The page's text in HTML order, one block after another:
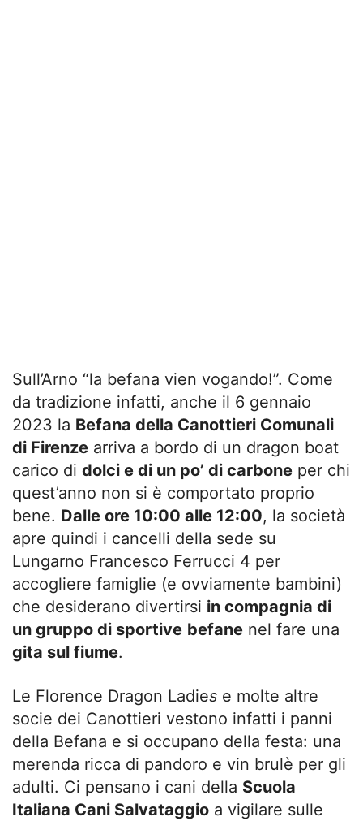
Sull’Arno “la befana vien vogando!”. Come
da tradizione infatti, anche il 6 gennaio
2023 la Befana della Canottieri Comunali
di Firenze arriva a bordo di un dragon boat
carico di dolci e di un po’ di carbone per chi
quest’anno non si è comportato proprio
bene. Dalle ore 10:00 alle 12:00, la società
apre quindi i cancelli della sede su
Lungarno Francesco Ferrucci 4 per
accogliere famiglie (e ovviamente bambini)
che desiderano divertirsi in compagnia di
un gruppo di sportive befane nel fare una
gita sul fiume.
Le Florence Dragon Ladies e molte altre
socie dei Canottieri vestono infatti i panni
della Befana e si occupano della festa: una
merenda ricca di pandoro e vin brulè per gli
adulti. Ci pensano i cani della Scuola
Italiana Cani Salvataggio a vigilare sulle